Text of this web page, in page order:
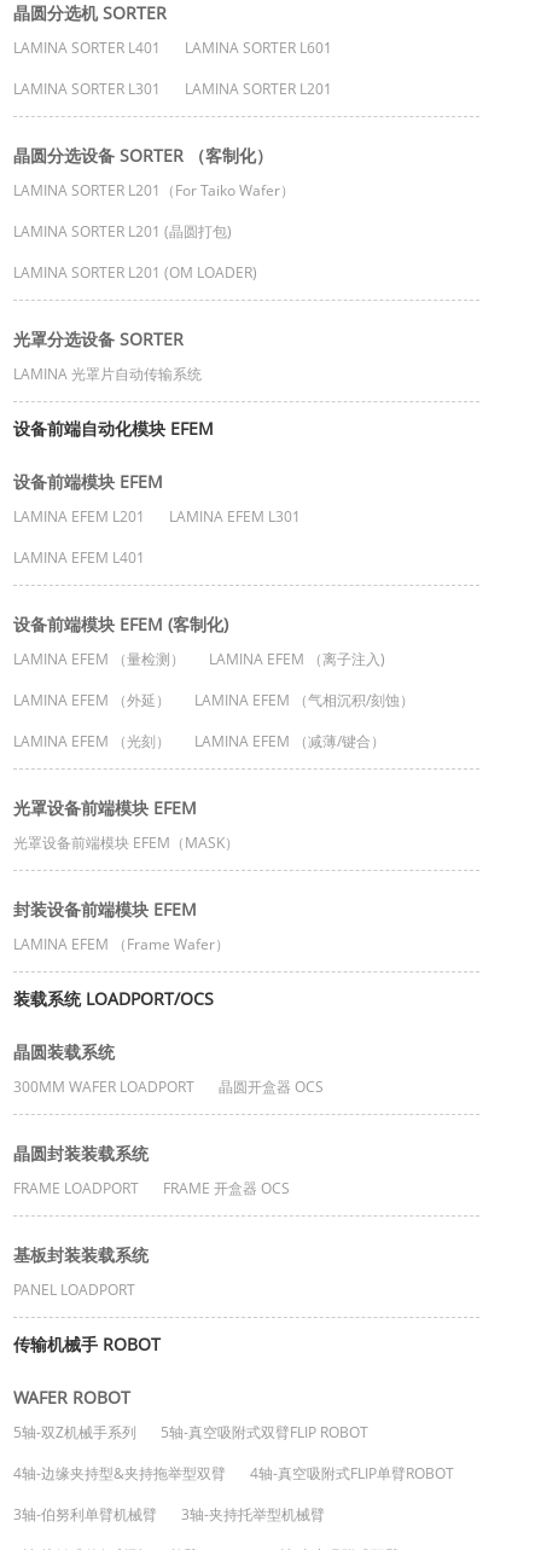
晶圆分选机 SORTER
LAMINA SORTER L401
LAMINA SORTER L601
LAMINA SORTER L301
LAMINA SORTER L201
晶圆分选设备 SORTER （客制化）
LAMINA SORTER L201（For Taiko Wafer）
LAMINA SORTER L201 (晶圆打包)
LAMINA SORTER L201 (OM LOADER)
光罩分选设备 SORTER
LAMINA 光罩片自动传输系统
设备前端自动化模块 EFEM
设备前端模块 EFEM
LAMINA EFEM L201
LAMINA EFEM L301
LAMINA EFEM L401
设备前端模块 EFEM (客制化)
LAMINA EFEM （量检测）
LAMINA EFEM （离子注入)
LAMINA EFEM （外延）
LAMINA EFEM （气相沉积/刻蚀）
LAMINA EFEM （光刻）
LAMINA EFEM （减薄/键合）
光罩设备前端模块 EFEM
光罩设备前端模块 EFEM（MASK）
封装设备前端模块 EFEM
LAMINA EFEM （Frame Wafer）
装载系统 LOADPORT/OCS
晶圆装载系统
300MM WAFER LOADPORT 晶圆开盒器 OCS
晶圆封装装载系统
FRAME LOADPORT FRAME 开盒器 OCS
基板封装装载系统
PANEL LOADPORT
传输机械手 ROBOT
WAFER ROBOT
5轴-双Z机械手系列
5轴-真空吸附式双臂FLIP ROBOT
4轴-边缘夹持型&夹持拖举型双臂
4轴-真空吸附式FLIP单臂ROBOT
3轴-伯努利单臂机械臂
3轴-夹持托举型机械臂